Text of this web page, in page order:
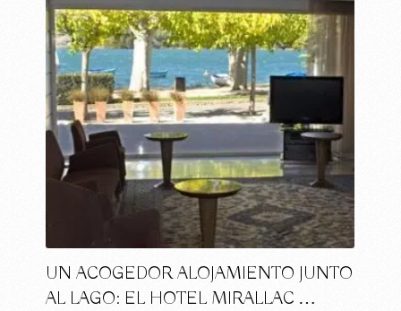
UN ACOGEDOR ALOJAMIENTO JUNTO
AL LAGO: EL HOTEL MIRALLAC …